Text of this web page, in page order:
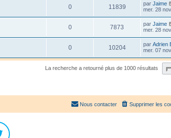
0 11839 par Jaime
mer. 28
0 7873 par Jaime
mer. 28
0 10204 par Adrien
mer. 07
La recherche a retourné plus de 1000 résultats
Supprimer les
Nous contacter